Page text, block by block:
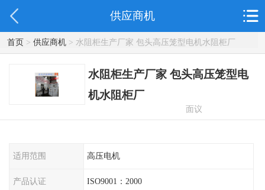
供应商机
首页> 供应商机> 水阻柜生产厂家 包头高压笼型电机水阻柜厂
水阻柜生产厂家 包头高压笼型电
机水阻柜厂
面议
适用范围 高压电机
产品认证 ISO9001：2000